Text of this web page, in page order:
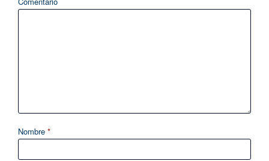
Nombre *